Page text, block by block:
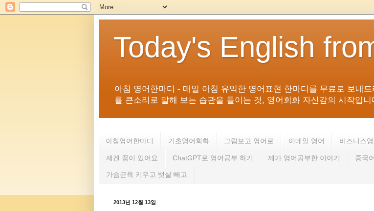
Today's English
아침 영어한마디 - 매일 아침 유익한 영어표현 한마디를 무료로 보내
를 큰소리로 말해 보는 습관을 들이는 것, 영어회화 자신감의 시작입
아침영어한마디 기초영어회화 그림보고 영어로 이메일 영어 비즈니스
제겐 꿈이 있어요 ChatGPT로 영어공부 하기 제가 영어공부한 이야기 중국
가슴근육 키우고 뱃살 빼고
2013년 12월 13일